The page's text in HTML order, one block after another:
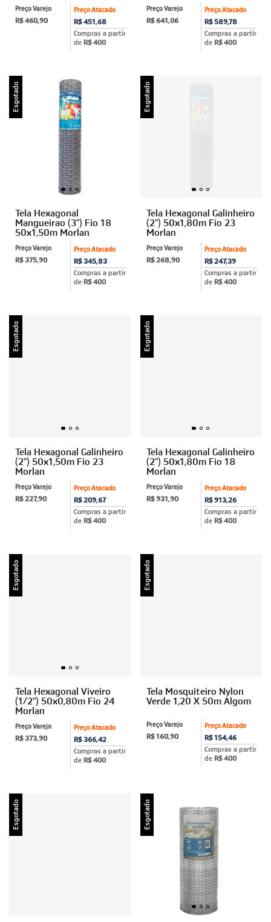
Preço Atacado
R$ 451,68
Compras a partir
de R$ 400
Preço Varejo
R$ 460,90
Preço Atacado
R$ 589,78
Compras a partir
de R$ 400
Preço Varejo
R$ 641,06
Esgotado
Tela Hexagonal
Mangueirao (3") Fio 18
50x1,50m Morlan
Preço Atacado
R$ 345,83
Compras a partir
de R$ 400
Preço Varejo
R$ 375,90
Esgotado
Tela Hexagonal Galinheiro
(2") 50x1,80m Fio 23
Morlan
Preço Atacado
R$ 247,39
Compras a partir
de R$ 400
Preço Varejo
R$ 268,90
Esgotado
Tela Hexagonal Galinheiro
(2") 50x1,50m Fio 23
Morlan
Preço Atacado
R$ 209,67
Compras a partir
de R$ 400
Preço Varejo
R$ 227,90
Esgotado
Tela Hexagonal Galinheiro
(2") 50x1,80m Fio 18
Morlan
Preço Atacado
R$ 913,26
Compras a partir
de R$ 400
Preço Varejo
R$ 931,90
Esgotado
Tela Hexagonal Viveiro
(1/2") 50x0,80m Fio 24
Morlan
Preço Atacado
R$ 366,42
Compras a partir
de R$ 400
Preço Varejo
R$ 373,90
Esgotado
Tela Mosquiteiro Nylon
Verde 1,20 X 50m Algom
Preço Atacado
R$ 154,46
Compras a partir
de R$ 400
Preço Varejo
R$ 160,90
Esgotado Esgotado